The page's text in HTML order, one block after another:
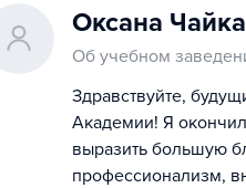
Оксана Чайка
Об учебном
Здравствуйте,
Академии! Я
выразить большую
профессионализм,